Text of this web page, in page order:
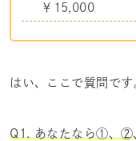
￥15,000
はい、ここで質問です
Q1. あなたなら①、②